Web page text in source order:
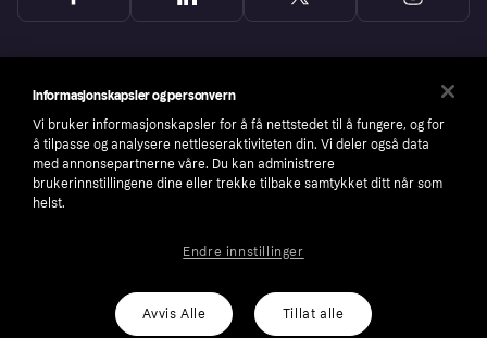
number: 556737-0431
Cookies Klarna.com
Informasjonskapsler og personvern
Vi bruker informasjonskapsler for å få nettstedet til å fungere, og for
å tilpasse og analysere nettleseraktiviteten din. Vi deler også data
med annonsepartnerne våre. Du kan administrere
brukerinnstillingene dine eller trekke tilbake samtykket ditt når som
helst.
Avvis Alle Tillat alle
Endre innstillinger